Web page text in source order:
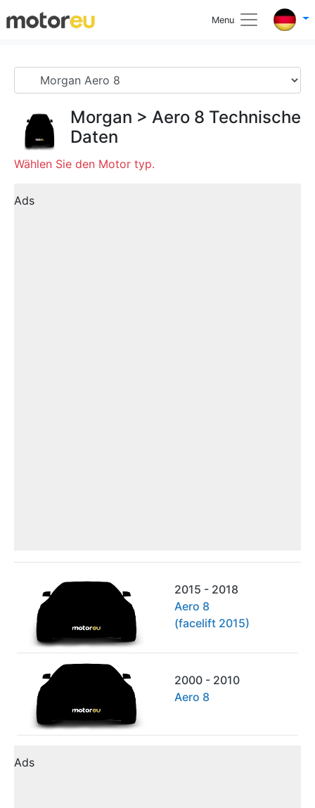
Menu
Morgan > Aero 8 Technische
Daten
Wählen Sie den Motor typ.
Ads
2015 - 2018
Aero 8
(facelift 2015)
2000 - 2010
Aero 8
Ads